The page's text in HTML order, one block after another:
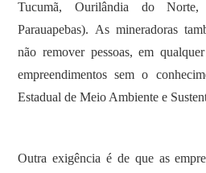
Tucumã, Ourilândia do
Parauapebas). As mineradoras
não remover pessoas, em
empreendimentos sem o
Estadual de Meio Ambiente e
Outra exigência é de que as